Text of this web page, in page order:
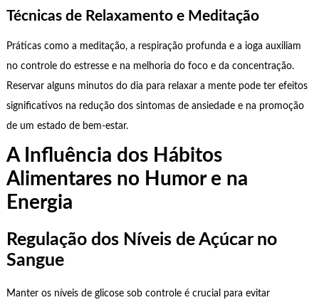
Técnicas de Relaxamento e Meditação
Práticas como a meditação, a respiração profunda e a ioga auxiliam
no controle do estresse e na melhoria do foco e da concentração.
Reservar alguns minutos do dia para relaxar a mente pode ter efeitos
significativos na redução dos sintomas de ansiedade e na promoção
de um estado de bem-estar.
A Influência dos Hábitos
Alimentares no Humor e na
Energia
Regulação dos Níveis de Açúcar no
Sangue
Manter os níveis de glicose sob controle é crucial para evitar